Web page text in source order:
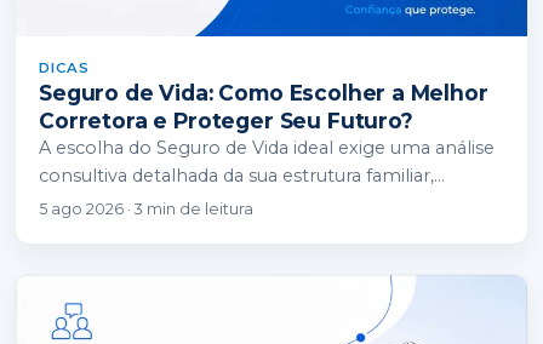
DICAS
Seguro de Vida: Como Escolher a Melhor
Corretora e Proteger Seu Futuro?
A escolha do Seguro de Vida ideal exige uma análise
consultiva detalhada da sua estrutura familiar,
financeira e patrimonial. Enquanto as seguradoras…
5 ago 2026 · 3 min de leitura